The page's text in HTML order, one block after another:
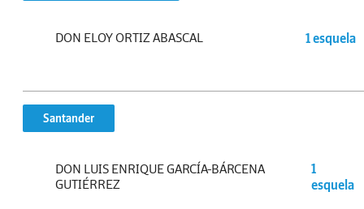
DON ELOY ORTIZ ABASCAL 1 esquela
Santander
DON LUIS ENRIQUE GARCÍA-BÁRCENA
GUTIÉRREZ
1
esquela